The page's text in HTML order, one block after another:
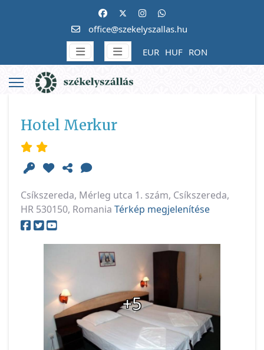
office@szekelyszallas.hu
EUR HUF RON
Hotel Merkur
Csíkszereda, Mérleg utca 1. szám, Csíkszereda,
HR 530150, Romania Térkép megjelenítése
+5